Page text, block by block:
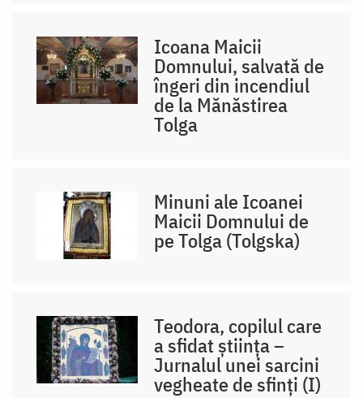
Icoana Maicii
Domnului, salvată de
îngeri din incendiul
de la Mănăstirea
Tolga
Minuni ale Icoanei
Maicii Domnului de
pe Tolga (Tolgska)
Teodora, copilul care
a sfidat știința –
Jurnalul unei sarcini
vegheate de sfinți (I)